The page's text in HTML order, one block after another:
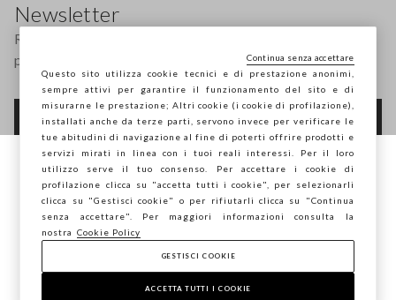
Newsletter
Ricevi informazioni su nuovi drop, collezioni e
promozioni. Per te -10% di sconto.
FOOTER.NEWSLETTER.SUBSCRIBE
Seguici su
Stai navigando su STEFANEL Italia, vuoi
salvare la tua posizione?
CONFERMA
Questo sito utilizza cookie tecnici e di prestazione anonimi,
sempre attivi per garantire il funzionamento del sito e di
misurarne le prestazione; Altri cookie (i cookie di profilazione),
installati anche da terze parti, servono invece per verificare le
tue abitudini di navigazione al fine di poterti offrire prodotti e
servizi mirati in linea con i tuoi reali interessi. Per il loro
utilizzo serve il tuo consenso. Per accettare i cookie di
profilazione clicca su "accetta tutti i cookie", per selezionarli
clicca su "Gestisci cookie" o per rifiutarli clicca su "Continua
senza accettare". Per maggiori informazioni consulta la
nostra
Cookie Policy
GESTISCI COOKIE
ACCETTA TUTTI I COOKIE
Continua senza accettare